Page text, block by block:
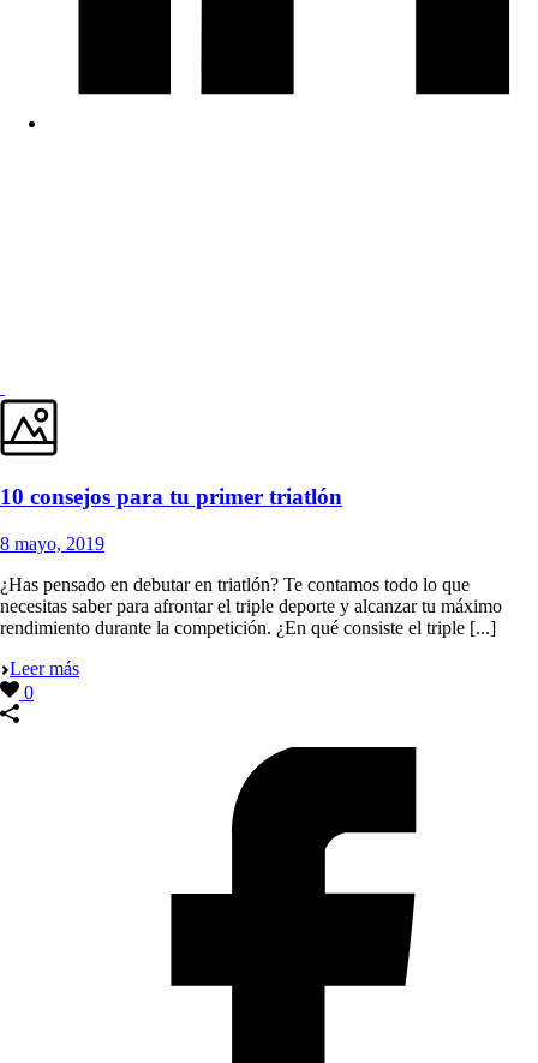
10 consejos para tu primer triatlón
8 mayo, 2019
¿Has pensado en debutar en triatlón? Te contamos todo lo que
necesitas saber para afrontar el triple deporte y alcanzar tu máximo
rendimiento durante la competición. ¿En qué consiste el triple [...]
Leer más
0